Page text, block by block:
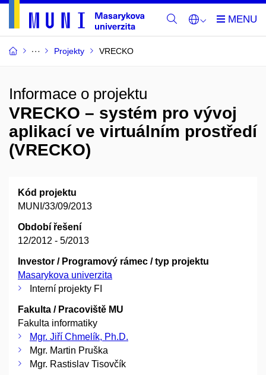
Projekty VRECKO
Informace o projektu
VRECKO – systém pro vývoj
aplikací ve virtuálním prostředí
(VRECKO)
Kód projektu
MUNI/33/09/2013
Období řešení
12/2012 - 5/2013
Investor / Programový rámec / typ projektu
Masarykova univerzita
Interní projekty FI
Fakulta / Pracoviště MU
Fakulta informatiky
Mgr. Jiří Chmelík, Ph.D.
Mgr. Martin Pruška
Mgr. Rastislav Tisovčík